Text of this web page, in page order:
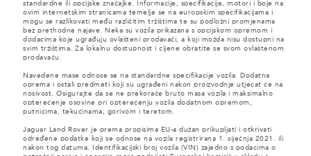
standardne ili opcijske značajke. Informacije, specifikacije, motori i boje na
ovim internetskim stranicama temelje se na europskim specifikacijama i
mogu se razlikovati među različitim tržištima te su podložni promjenama
bez prethodne najave. Neka su vozila prikazana s opcijskom opremom i
dodacima koje ugrađuju ovlašteni prodavači, a koji možda nisu dostupni na
svim tržištima. Za lokalnu dostupnost i cijene obratite se svom ovlaštenom
prodavaču.
Navedene mase odnose se na standardne specifikacije vozila. Dodatna
oprema i ostali predmeti koji su ugrađeni nakon proizvodnje utjecat će na
nosivost. Osigurajte da se ne prekorače bruto masa vozila i maksimalno
opterećenje osovine pri opterećenju vozila dodatnom opremom,
putnicima, tekućinama, gorivom i teretom.
Jaguar Land Rover je prema propisima EU-a dužan prikupljati i otkrivati
određene podatke koji se odnose na vozila registrirana 1. siječnja 2021. ili
nakon tog datuma. Identifikacijski broj vozila (VIN) zajedno s podacima o